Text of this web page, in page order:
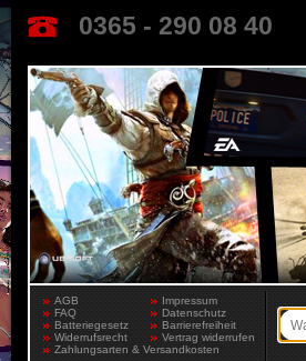
0365 - 290 08 40
AGB
Impressum
FAQ
Datenschutz
Batteriegesetz
Barrierefreiheit
Widerrufsrecht
Vertrag widerrufen
Zahlungsarten & Versandkosten